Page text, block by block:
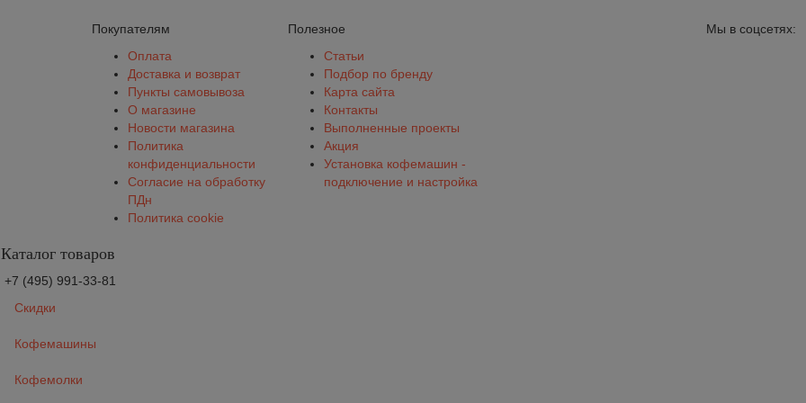
Покупателям
Оплата
Доставка и возврат
Пункты самовывоза
О магазине
Новости магазина
Политика
конфиденциальности
Согласие на обработку
ПДн
Политика cookie
Полезное
Статьи
Подбор по бренду
Карта сайта
Контакты
Выполненные проекты
Акция
Установка кофемашин -
подключение и настройка
Мы в соцсетях:
Каталог товаров
+7 (495) 991-33-81
Скидки
Кофемашины
Кофемолки